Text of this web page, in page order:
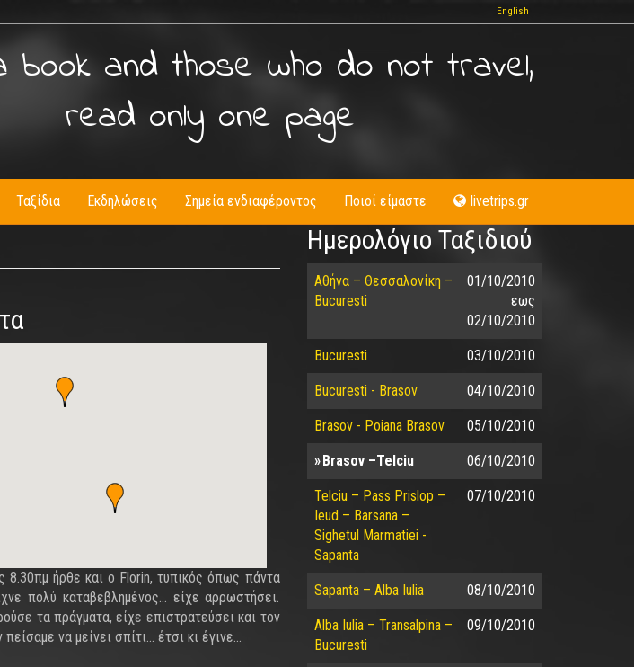
English
book and those who do not travel,
read only one page
Ταξίδια Εκδηλώσεις Σημεία ενδιαφέροντος Ποιοί είμαστε livetrips.gr
8.30πμ ήρθε και ο Florin, τυπικός όπως πάντα
πολύ καταβεβλημένος… είχε αρρωστήσει.
τα πράγματα, είχε επιστρατεύσει και τον
να μείνει σπίτι… έτσι κι έγινε…
Ημερολόγιο Ταξιδιού
Αθήνα – Θεσσαλονίκη –
Bucuresti
01/10/2010
εως
02/10/2010
Bucuresti 03/10/2010
Bucuresti - Brasov 04/10/2010
Brasov - Poiana Brasov 05/10/2010
Brasov –Telciu 06/10/2010
Telciu – Pass Prislop –
Ieud – Barsana –
Sighetul Marmatiei -
Sapanta
07/10/2010
Sapanta – Alba Iulia 08/10/2010
Alba Iulia – Transalpina –
Bucuresti
09/10/2010